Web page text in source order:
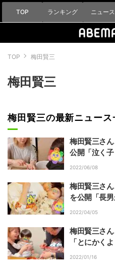
TOP ランキング ニュース
TOP 梅田賢三
梅田賢三
梅田賢三の最新ニュース
梅田賢三さ
公開「泣く子
2022/06/08
梅田賢三さ
を公開「長
寝」
2022/04/05
梅田賢三さ
「とにかく
2022/01/16